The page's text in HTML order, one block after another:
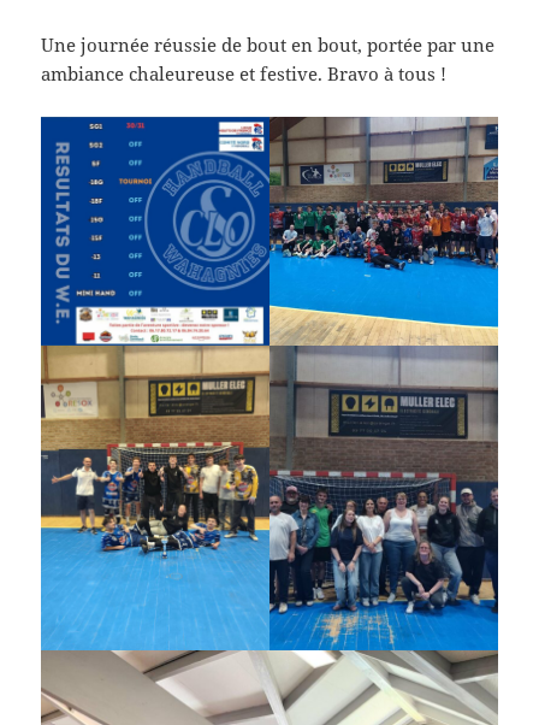
Une journée réussie de bout en bout, portée par une
ambiance chaleureuse et festive. Bravo à tous !